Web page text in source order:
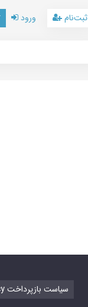
ورود ثبت‌نام
Refund Policy سیاست بازپرداخت